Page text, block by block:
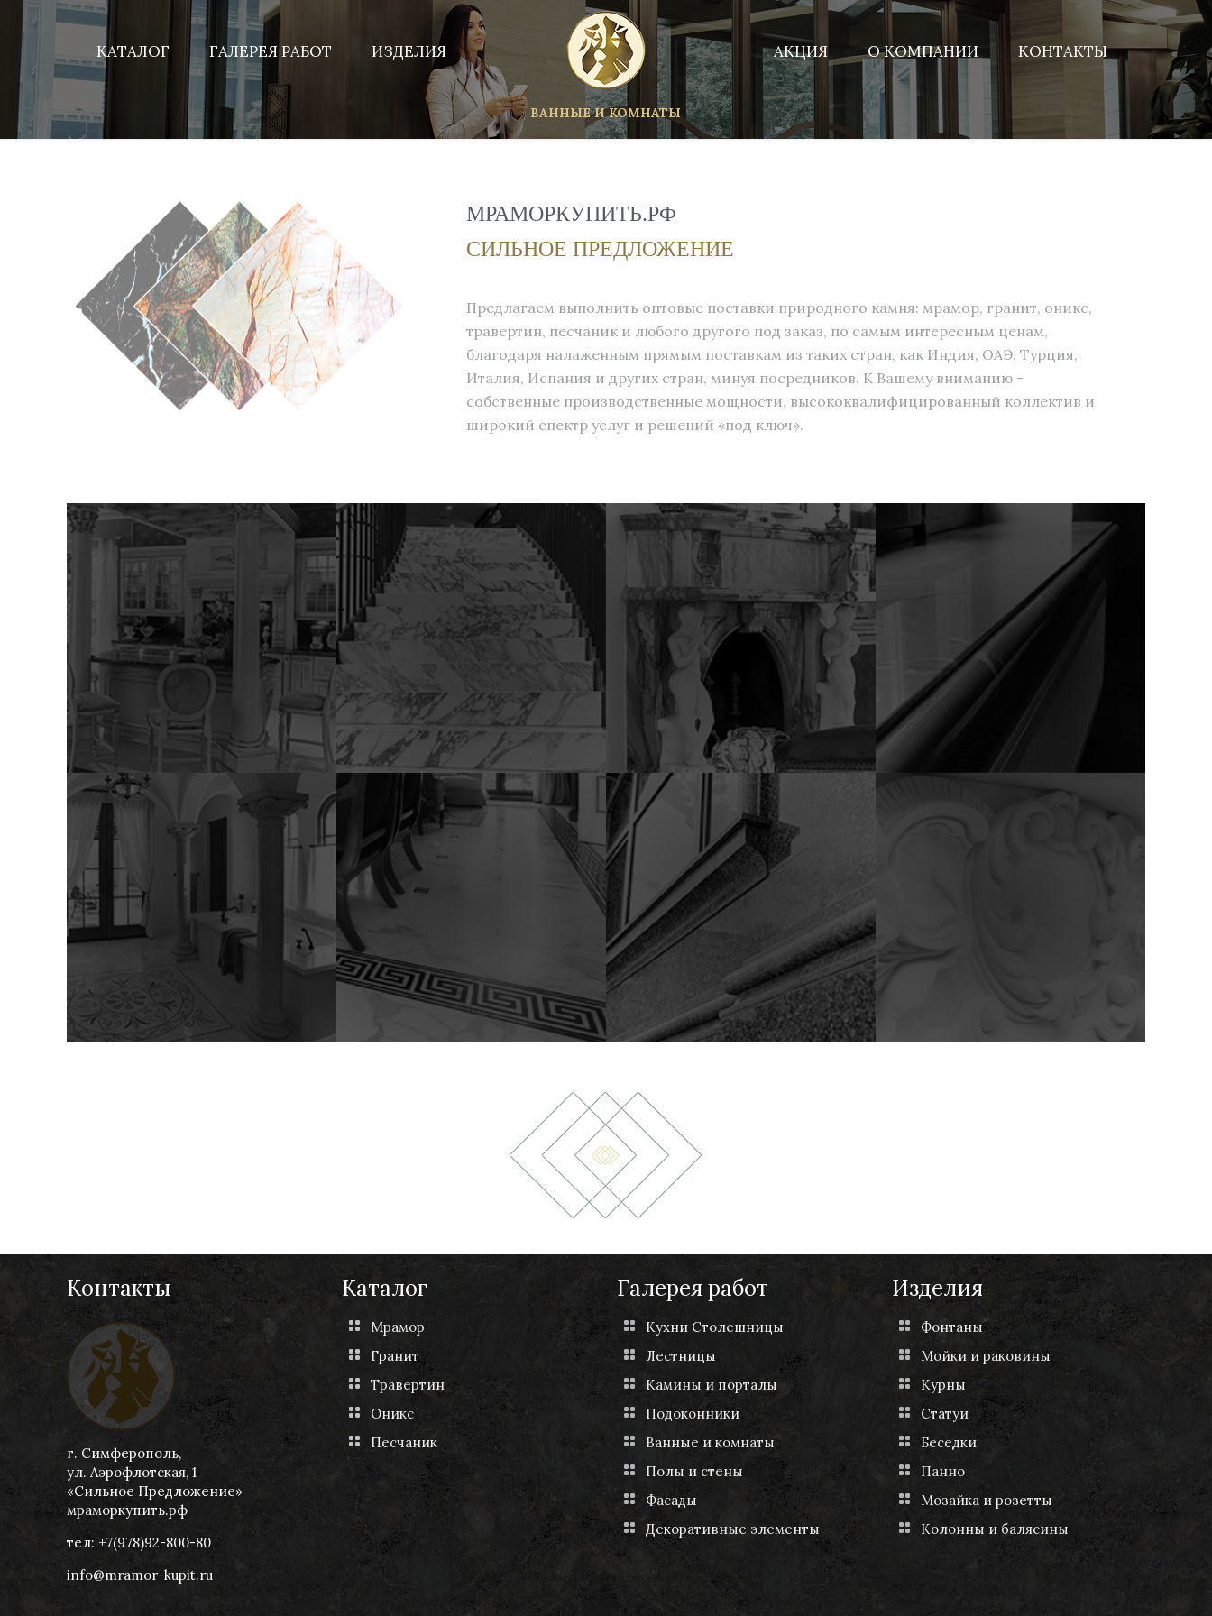
КАТАЛОГ ГАЛЕРЕЯ РАБОТ ИЗДЕЛИЯ АКЦИЯ О КОМПАНИИ КОНТАКТЫ
ВАННЫЕ И КОМНАТЫ
МРАМОРКУПИТЬ.РФ
СИЛЬНОЕ ПРЕДЛОЖЕНИЕ
Предлагаем выполнить оптовые поставки природного камня: мрамор, гранит, оникс,
травертин, песчаник и любого другого под заказ, по самым интересным ценам,
благодаря налаженным прямым поставкам из таких стран, как Индия, ОАЭ, Турция,
Италия, Испания и других стран, минуя посредников. К Вашему вниманию -
собственные производственные мощности, высококвалифицированный коллектив и
широкий спектр услуг и решений «под ключ».
Контакты
г. Симферополь,
ул. Аэрофлотская, 1
«Сильное Предложение»
мраморкупить.рф
тел: +7(978)92-800-80
info@mramor-kupit.ru
Каталог
Мрамор
Гранит
Травертин
Оникс
Песчаник
Галерея работ
Кухни Столешницы
Лестницы
Камины и порталы
Подоконники
Ванные и комнаты
Полы и стены
Фасады
Декоративные элементы
Изделия
Фонтаны
Мойки и раковины
Курны
Статуи
Беседки
Панно
Мозайка и розетты
Колонны и балясины